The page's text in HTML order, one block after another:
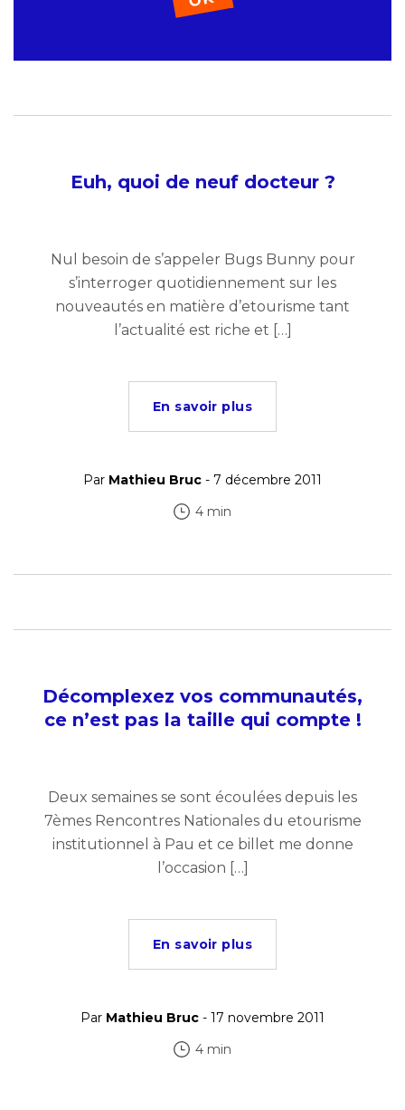
Euh, quoi de neuf docteur ?
Nul besoin de s’appeler Bugs Bunny pour
s’interroger quotidiennement sur les
nouveautés en matière d’etourisme tant
l’actualité est riche et […]
En savoir plus
Par Mathieu Bruc - 7 décembre 2011
4 min
Décomplexez vos communautés,
ce n’est pas la taille qui compte !
Deux semaines se sont écoulées depuis les
7èmes Rencontres Nationales du etourisme
institutionnel à Pau et ce billet me donne
l’occasion […]
En savoir plus
Par Mathieu Bruc - 17 novembre 2011
4 min